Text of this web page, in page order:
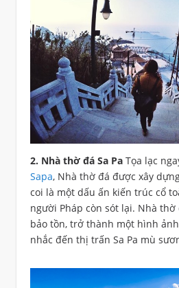
2. Nhà thờ đá Sa Pa Tọa lạc
Sapa, Nhà thờ đá được xây
coi là một dấu ấn kiến trúc cổ
người Pháp còn sót lại. Nhà
bảo tồn, trở thành một hình
nhắc đến thị trấn Sa Pa mù